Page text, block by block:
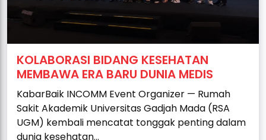
KOLABORASI BIDANG KESEHATAN
MEMBAWA ERA BARU DUNIA MEDIS
KabarBaik INCOMM Event Organizer — Rumah
Sakit Akademik Universitas Gadjah Mada (RSA
UGM) kembali mencatat tonggak penting dalam
dunia kesehatan...